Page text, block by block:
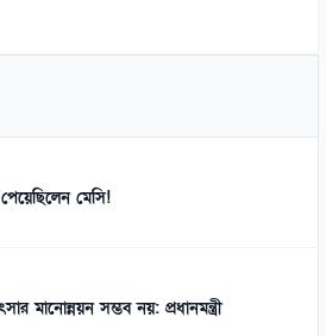
পেয়েছিলেন মেসি!
মানোন্নয়ন সম্ভব নয়: প্রধানমন্ত্রী